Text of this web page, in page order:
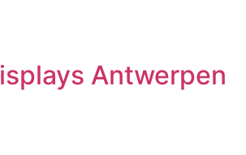
Antwerpen